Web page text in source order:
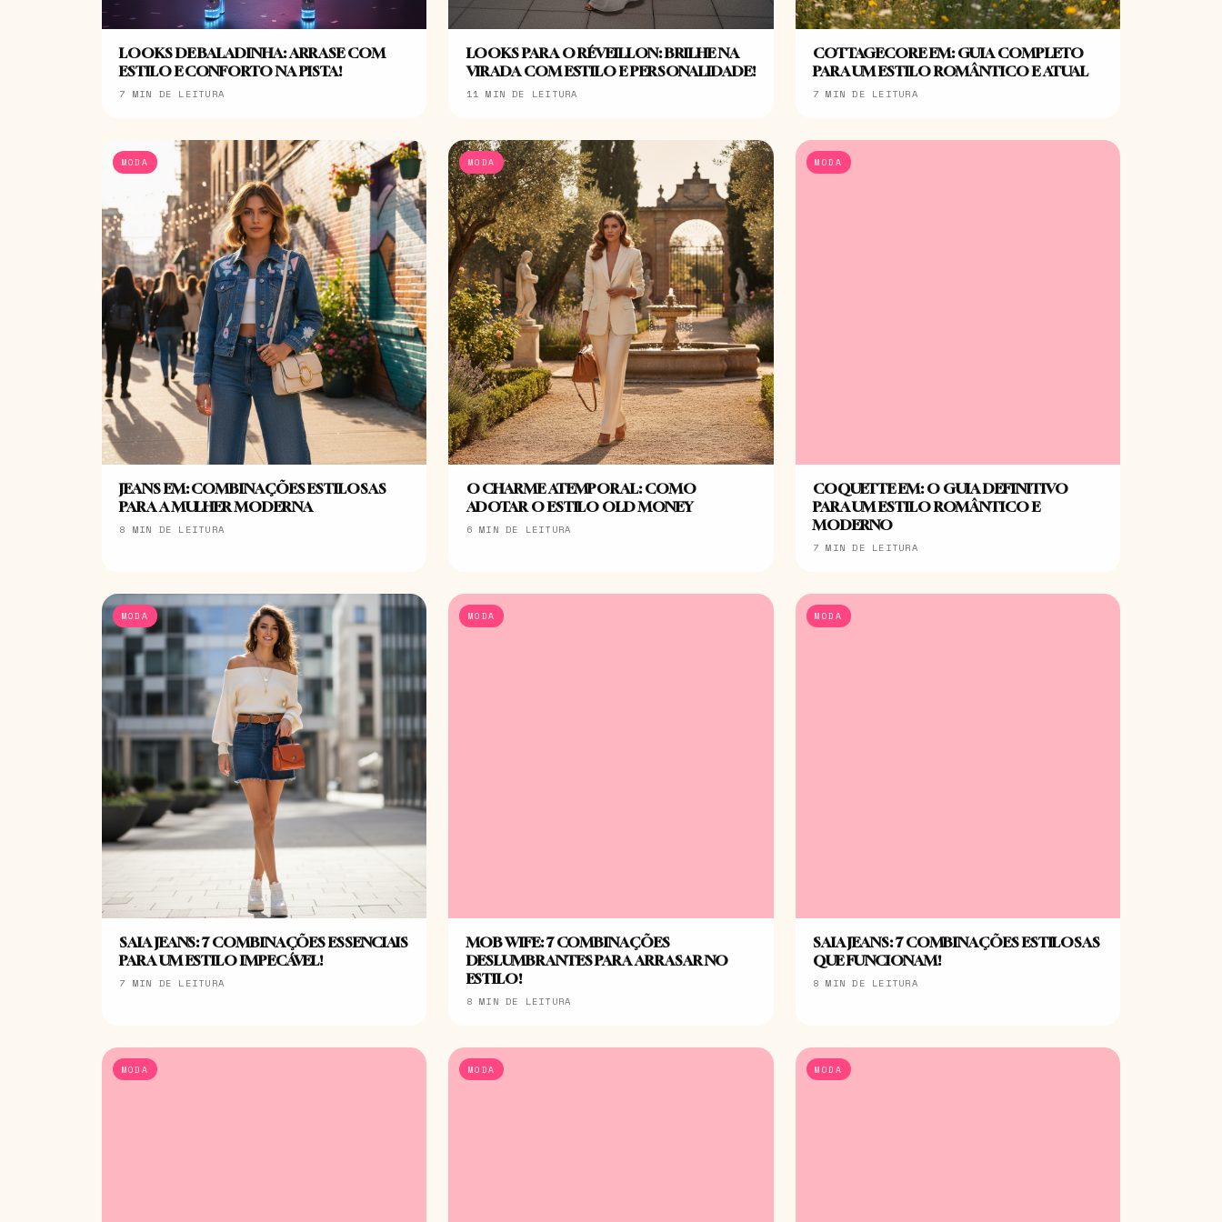
LOOKS DE BALADINHA: ARRASE COM
ESTILO E CONFORTO NA PISTA!
7 MIN DE LEITURA
LOOKS PARA O RÉVEILLON: BRILHE NA
VIRADA COM ESTILO E PERSONALIDADE!
11 MIN DE LEITURA
COTTAGECORE EM: GUIA COMPLETO
PARA UM ESTILO ROMÂNTICO E ATUAL
7 MIN DE LEITURA
MODA
JEANS EM: COMBINAÇÕES ESTILOSAS
PARA A MULHER MODERNA
8 MIN DE LEITURA
MODA
O CHARME ATEMPORAL: COMO
ADOTAR O ESTILO OLD MONEY
6 MIN DE LEITURA
MODA
COQUETTE EM: O GUIA DEFINITIVO
PARA UM ESTILO ROMÂNTICO E
MODERNO
7 MIN DE LEITURA
MODA
SAIA JEANS: 7 COMBINAÇÕES ESSENCIAIS
PARA UM ESTILO IMPECÁVEL!
7 MIN DE LEITURA
MODA
MOB WIFE: 7 COMBINAÇÕES
DESLUMBRANTES PARA ARRASAR NO
ESTILO!
8 MIN DE LEITURA
MODA
SAIA JEANS: 7 COMBINAÇÕES ESTILOSAS
QUE FUNCIONAM!
8 MIN DE LEITURA
MODA MODA MODA